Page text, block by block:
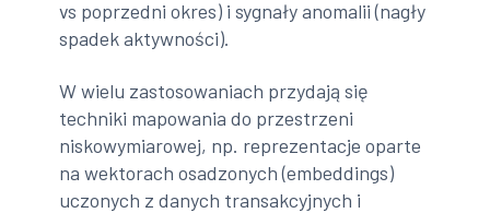
vs poprzedni okres) i sygnały anomalii (nagły
spadek aktywności).
W wielu zastosowaniach przydają się
techniki mapowania do przestrzeni
niskowymiarowej, np. reprezentacje oparte
na wektorach osadzonych (embeddings)
uczonych z danych transakcyjnych i